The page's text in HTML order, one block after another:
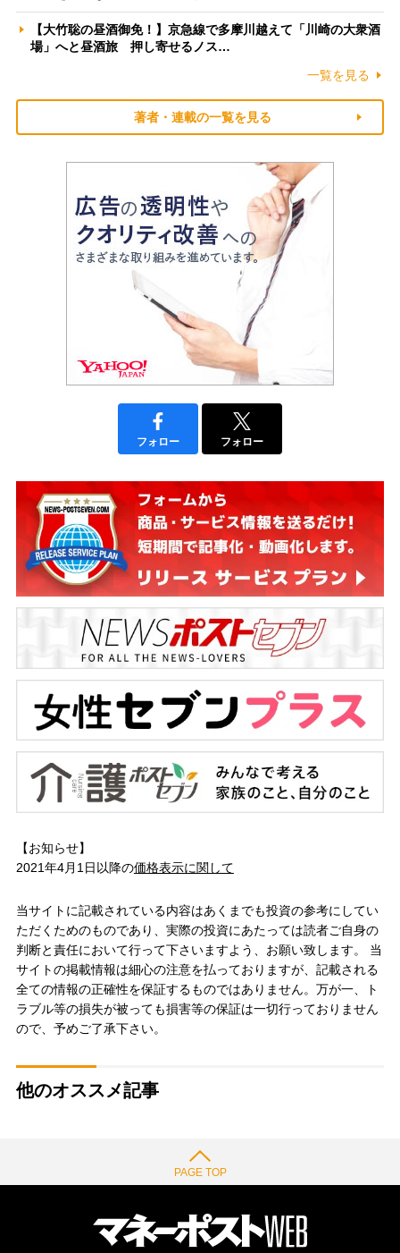
【大竹聡の昼酒御免！】京急線で多摩川越えて「川崎の大衆酒
場」へと昼酒旅 押し寄せるノス…
一覧を見る
著者・連載の一覧を見る
フォロー フォロー
【お知らせ】
2021年4月1日以降の価格表示に関して
当サイトに記載されている内容はあくまでも投資の参考にしてい
ただくためのものであり、実際の投資にあたっては読者ご自身の
判断と責任において行って下さいますよう、お願い致します。 当
サイトの掲載情報は細心の注意を払っておりますが、記載される
全ての情報の正確性を保証するものではありません。万が一、ト
ラブル等の損失が被っても損害等の保証は一切行っておりません
ので、予めご了承下さい。
他のオススメ記事
PAGE TOP